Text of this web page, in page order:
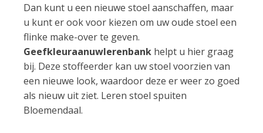
Dan kunt u een nieuwe stoel aanschaffen, maar
u kunt er ook voor kiezen om uw oude stoel een
flinke make-over te geven.
Geefkleuraanuwlerenbank helpt u hier graag
bij. Deze stoffeerder kan uw stoel voorzien van
een nieuwe look, waardoor deze er weer zo goed
als nieuw uit ziet. Leren stoel spuiten
Bloemendaal.